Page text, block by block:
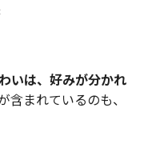
いは、好みが分かれ
まれているのも、